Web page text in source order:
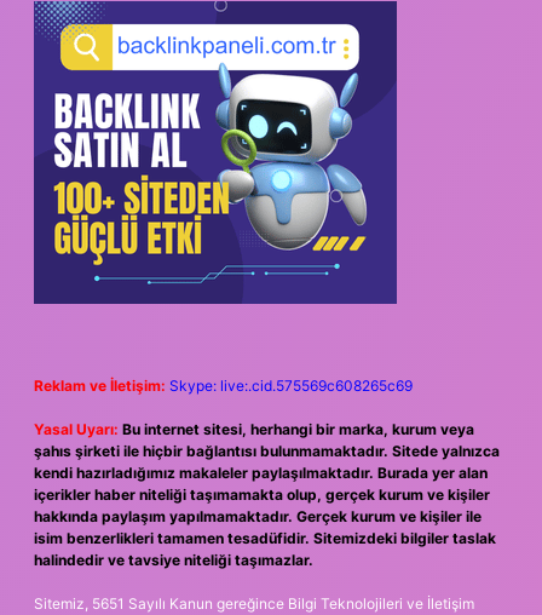
Reklam ve İletişim: Skype: live:.cid.575569c608265c69
Yasal Uyarı: Bu internet sitesi, herhangi bir marka, kurum veya
şahıs şirketi ile hiçbir bağlantısı bulunmamaktadır. Sitede yalnızca
kendi hazırladığımız makaleler paylaşılmaktadır. Burada yer alan
içerikler haber niteliği taşımamakta olup, gerçek kurum ve kişiler
hakkında paylaşım yapılmamaktadır. Gerçek kurum ve kişiler ile
isim benzerlikleri tamamen tesadüfidir. Sitemizdeki bilgiler taslak
halindedir ve tavsiye niteliği taşımazlar.
Sitemiz, 5651 Sayılı Kanun gereğince Bilgi Teknolojileri ve İletişim